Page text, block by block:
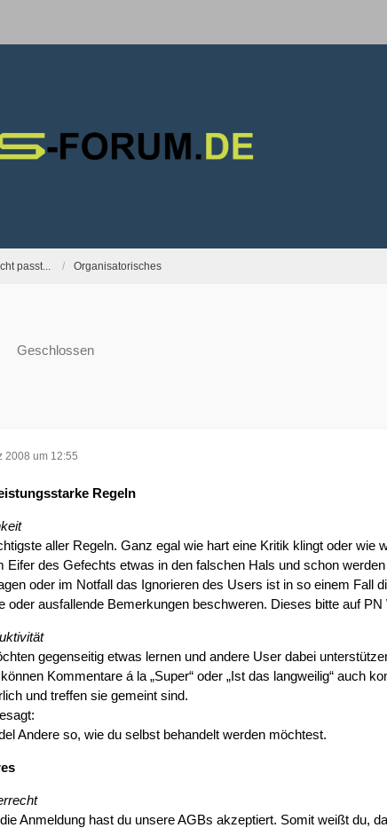
passt... Organisatorisches
Geschlossen
2008 um 12:55
Regeln
aller Regeln. Ganz egal wie hart eine Kritik klingt oder
Eifer des Gefechts etwas in den falschen Hals und schon
oder im Notfall das Ignorieren des Users ist in so einem Fall
oder ausfallende Bemerkungen beschweren. Dieses bitte auf PN
gegenseitig etwas lernen und andere User dabei
Kommentare á la „Super“ oder „Ist das langweilig“ auch
und treffen sie gemeint sind.
Andere so, wie du selbst behandelt werden möchtest.
Anmeldung hast du unsere AGBs akzeptiert. Somit weißt du,